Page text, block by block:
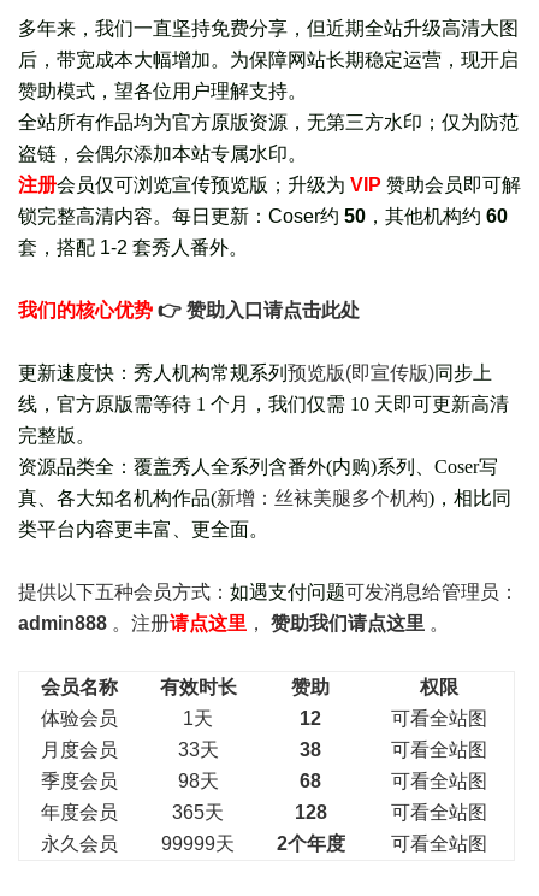
多年来，我们一直坚持免费分享，但近期全站升级高清大图
后，带宽成本大幅增加。为保障网站长期稳定运营，现开启
赞助模式，望各位用户理解支持。
全站所有作品均为官方原版资源，无第三方水印；仅为防范
盗链，会偶尔添加本站专属水印。
注册会员仅可浏览宣传预览版 ； 升级为 VIP 赞助会员即可解
锁完整高清内容。每日更新： Coser约 50 ，其他机构约 60
套， 搭配 1-2 套秀人番外。
我们的核心优势 👉 赞助入口请点击此处
更新速度快：秀人机构常规系列 预览版(即宣传版)同步上
线，官方原版需等待 1 个月，我们仅需 10 天即可更新高清
完整版。
资源品类全：覆盖秀人全系列含番外(内购)系列、Coser写
真、各大知名机构作品(新增：丝袜美腿多个机构)，相比同
类平台内容更丰富、更全面。
提供以下五种会员方式： 如遇支付问题可发消息给管理员：
admin888 。注册请点这里 ， 赞助我们请点这里 。
会员名称 有效时长 赞助
权限
体验会员
1天 12
可看全站图
月度会员
33天 38
可看全站图
季度会员
98天 68
可看全站图
年度会员
365天 128
可看全站图
永久会员
99999天 2个年度 可看全站图